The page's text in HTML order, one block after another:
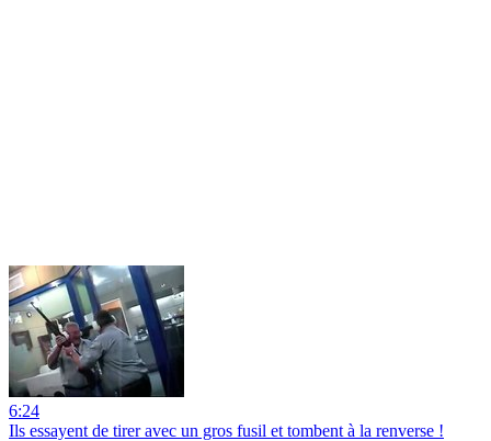
6:24
Ils essayent de tirer avec un gros fusil et tombent à la renverse !